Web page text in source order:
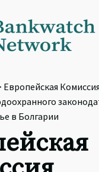
Европейская
в Болгарии